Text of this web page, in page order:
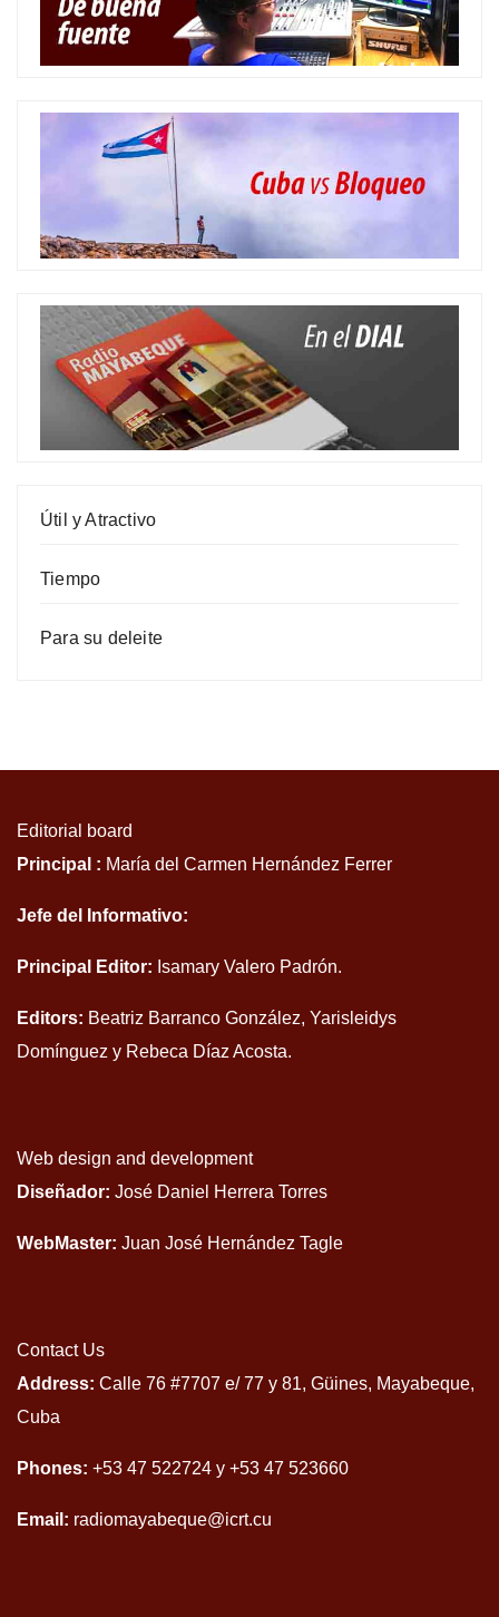
Útil y Atractivo
Tiempo
Para su deleite
Editorial board
Principal : María del Carmen Hernández Ferrer
Jefe del Informativo:
Principal Editor: Isamary Valero Padrón.
Editors: Beatriz Barranco González, Yarisleidys
Domínguez y Rebeca Díaz Acosta.
Web design and development
Diseñador: José Daniel Herrera Torres
WebMaster: Juan José Hernández Tagle
Contact Us
Address: Calle 76 #7707 e/ 77 y 81, Güines, Mayabeque,
Cuba
Phones: +53 47 522724 y +53 47 523660
Email: radiomayabeque@icrt.cu